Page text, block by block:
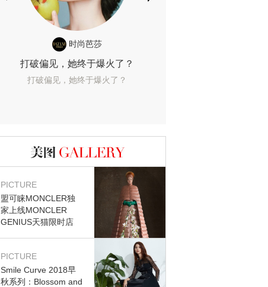
时尚芭莎
打破偏见，她终于爆火了？
打破偏见，她终于爆火了？
图库
PICTURE
盟可睐MONCLER独
家上线MONCLER
GENIUS天猫限时店
PICTURE
Smile Curve 2018早
秋系列：Blossom and